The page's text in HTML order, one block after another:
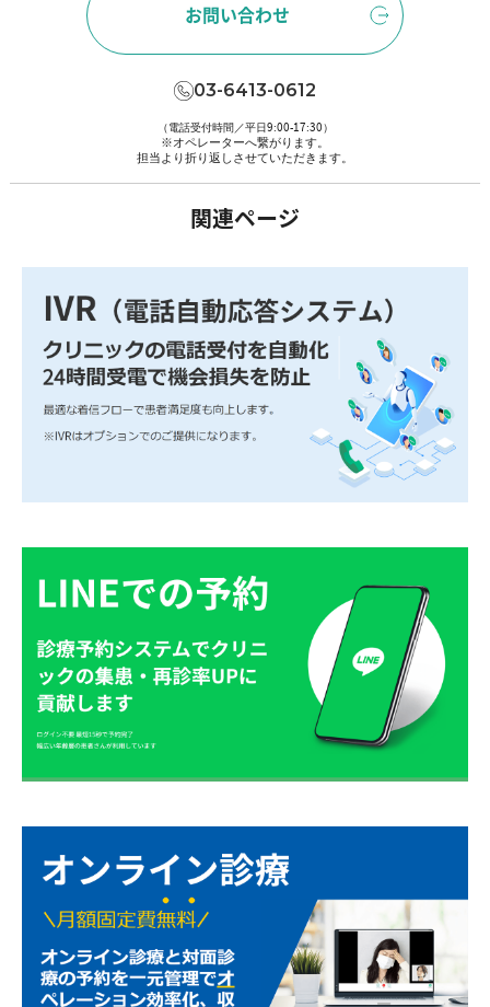
お問い合わせ
03-6413-0612
（電話受付時間／平日9:00-17:30）
※オペレーターへ繋がります。
担当より折り返しさせていただきます。
関連ページ